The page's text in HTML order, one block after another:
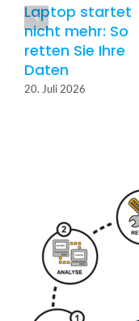
Laptop startet
nicht mehr: So
retten Sie Ihre
Daten
20. Juli 2026